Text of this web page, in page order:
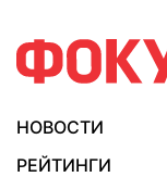
НОВОСТИ
РЕЙТИНГИ